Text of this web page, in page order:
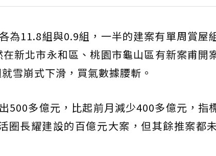
為11.8組與0.9組，一半的建案有單周賞屋
新北市永和區、桃園市龜山區有新案甫開
雪崩式下滑，買氣數據腰斬。
500多億元，比起前月減少400多億元，指
圈長耀建設的百億元大案，但其餘推案都